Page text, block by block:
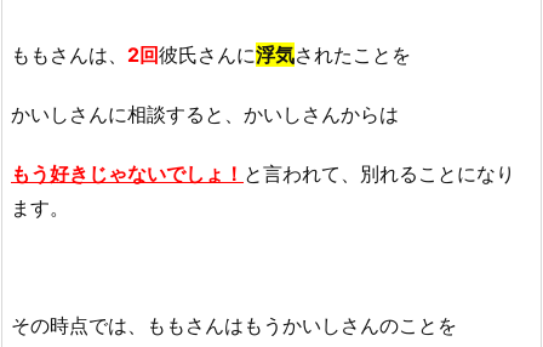
ももさんは、 2回彼氏さんに浮気されたことを
かいしさんに相談すると、かいしさんからは
もう好きじゃないでしょ！ と言われて、別れることになり
ます。
その時点では、ももさんはもうかいしさんのことを